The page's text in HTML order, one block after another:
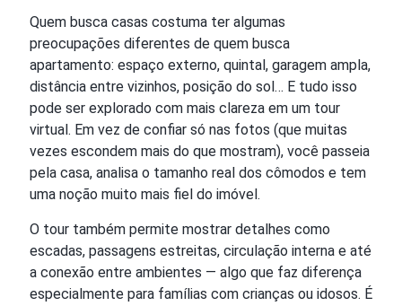
Quem busca casas costuma ter algumas
preocupações diferentes de quem busca
apartamento: espaço externo, quintal, garagem ampla,
distância entre vizinhos, posição do sol… E tudo isso
pode ser explorado com mais clareza em um tour
virtual. Em vez de confiar só nas fotos (que muitas
vezes escondem mais do que mostram), você passeia
pela casa, analisa o tamanho real dos cômodos e tem
uma noção muito mais fiel do imóvel.
O tour também permite mostrar detalhes como
escadas, passagens estreitas, circulação interna e até
a conexão entre ambientes — algo que faz diferença
especialmente para famílias com crianças ou idosos. É